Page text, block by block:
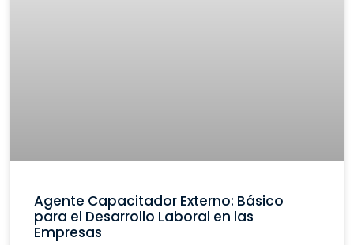
Agente Capacitador Externo: Básico
para el Desarrollo Laboral en las
Empresas